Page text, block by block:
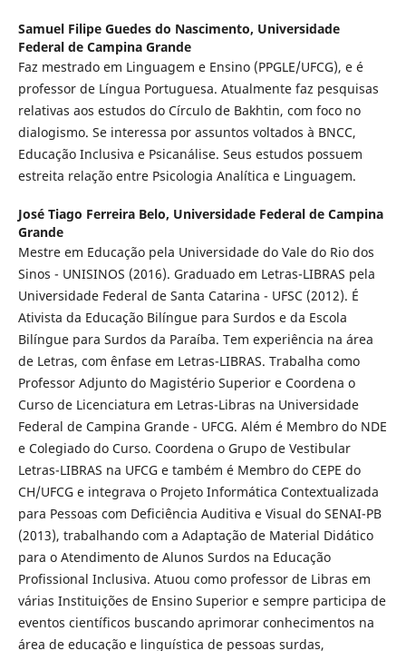
Samuel Filipe Guedes do Nascimento, Universidade
Federal de Campina Grande
Faz mestrado em Linguagem e Ensino (PPGLE/UFCG), e é
professor de Língua Portuguesa. Atualmente faz pesquisas
relativas aos estudos do Círculo de Bakhtin, com foco no
dialogismo. Se interessa por assuntos voltados à BNCC,
Educação Inclusiva e Psicanálise. Seus estudos possuem
estreita relação entre Psicologia Analítica e Linguagem.
José Tiago Ferreira Belo, Universidade Federal de Campina
Grande
Mestre em Educação pela Universidade do Vale do Rio dos
Sinos - UNISINOS (2016). Graduado em Letras-LIBRAS pela
Universidade Federal de Santa Catarina - UFSC (2012). É
Ativista da Educação Bilíngue para Surdos e da Escola
Bilíngue para Surdos da Paraíba. Tem experiência na área
de Letras, com ênfase em Letras-LIBRAS. Trabalha como
Professor Adjunto do Magistério Superior e Coordena o
Curso de Licenciatura em Letras-Libras na Universidade
Federal de Campina Grande - UFCG. Além é Membro do NDE
e Colegiado do Curso. Coordena o Grupo de Vestibular
Letras-LIBRAS na UFCG e também é Membro do CEPE do
CH/UFCG e integrava o Projeto Informática Contextualizada
para Pessoas com Deficiência Auditiva e Visual do SENAI-PB
(2013), trabalhando com a Adaptação de Material Didático
para o Atendimento de Alunos Surdos na Educação
Profissional Inclusiva. Atuou como professor de Libras em
várias Instituições de Ensino Superior e sempre participa de
eventos científicos buscando aprimorar conhecimentos na
área de educação e linguística de pessoas surdas,